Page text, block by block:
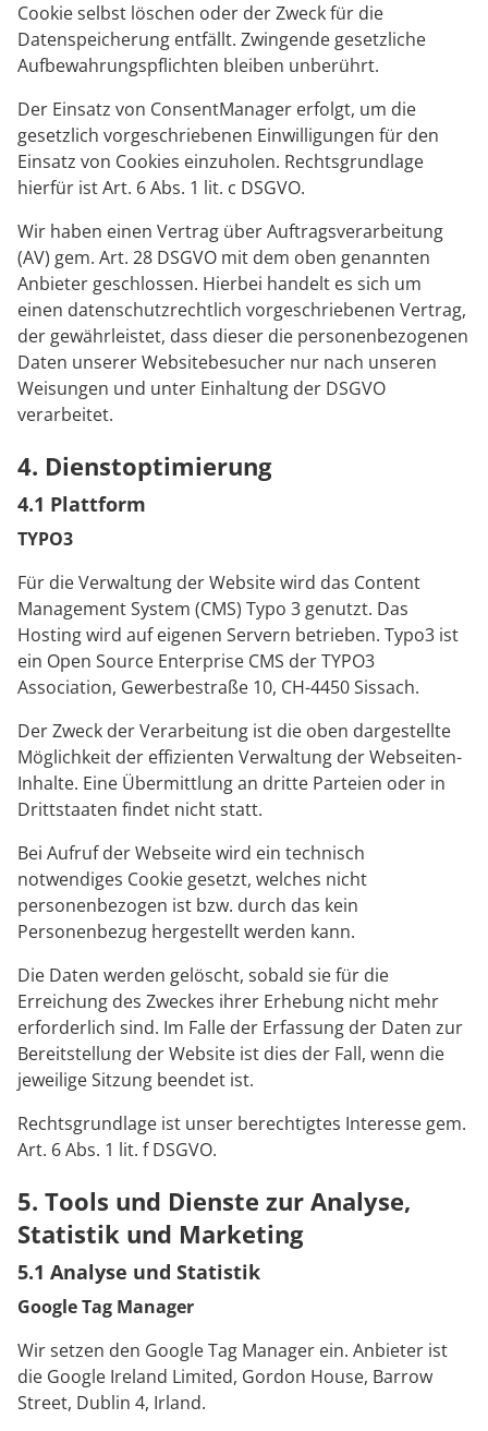
Cookie selbst löschen oder der Zweck für die
Datenspeicherung entfällt. Zwingende gesetzliche
Aufbewahrungspflichten bleiben unberührt.
Der Einsatz von ConsentManager erfolgt, um die
gesetzlich vorgeschriebenen Einwilligungen für den
Einsatz von Cookies einzuholen. Rechtsgrundlage
hierfür ist Art. 6 Abs. 1 lit. c DSGVO.
Wir haben einen Vertrag über Auftragsverarbeitung
(AV) gem. Art. 28 DSGVO mit dem oben genannten
Anbieter geschlossen. Hierbei handelt es sich um
einen datenschutzrechtlich vorgeschriebenen Vertrag,
der gewährleistet, dass dieser die personenbezogenen
Daten unserer Websitebesucher nur nach unseren
Weisungen und unter Einhaltung der DSGVO
verarbeitet.
4. Dienstoptimierung
4.1 Plattform
TYPO3
Für die Verwaltung der Website wird das Content
Management System (CMS) Typo 3 genutzt. Das
Hosting wird auf eigenen Servern betrieben. Typo3 ist
ein Open Source Enterprise CMS der TYPO3
Association, Gewerbestraße 10, CH-4450 Sissach.
Der Zweck der Verarbeitung ist die oben dargestellte
Möglichkeit der effizienten Verwaltung der Webseiten-
Inhalte. Eine Übermittlung an dritte Parteien oder in
Drittstaaten findet nicht statt.
Bei Aufruf der Webseite wird ein technisch
notwendiges Cookie gesetzt, welches nicht
personenbezogen ist bzw. durch das kein
Personenbezug hergestellt werden kann.
Die Daten werden gelöscht, sobald sie für die
Erreichung des Zweckes ihrer Erhebung nicht mehr
erforderlich sind. Im Falle der Erfassung der Daten zur
Bereitstellung der Website ist dies der Fall, wenn die
jeweilige Sitzung beendet ist.
Rechtsgrundlage ist unser berechtigtes Interesse gem.
Art. 6 Abs. 1 lit. f DSGVO.
5. Tools und Dienste zur Analyse,
Statistik und Marketing
5.1 Analyse und Statistik
Google Tag Manager
Wir setzen den Google Tag Manager ein. Anbieter ist
die Google Ireland Limited, Gordon House, Barrow
Street, Dublin 4, Irland.